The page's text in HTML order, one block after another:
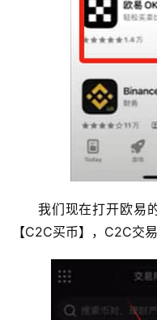
我们现在打开欧易
【C2C买币】，C2C交